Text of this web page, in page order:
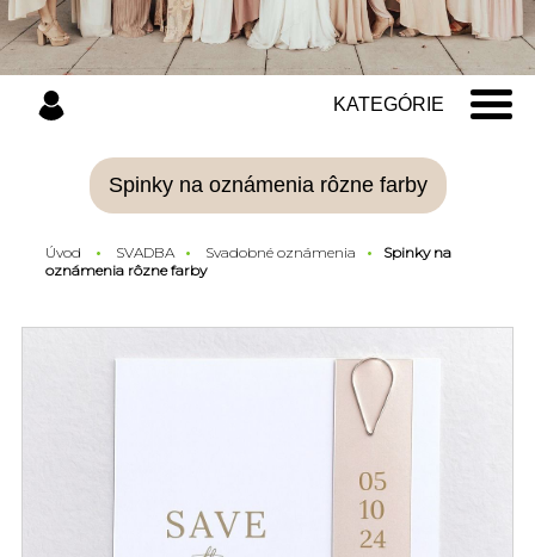
KATEGÓRIE
Spinky na oznámenia rôzne farby
Úvod SVADBA Svadobné oznámenia
Spinky na
oznámenia rôzne farby